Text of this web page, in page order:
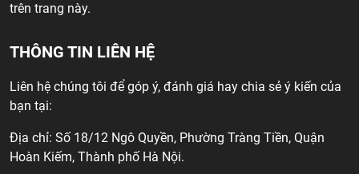
trên trang này.
THÔNG TIN LIÊN HỆ
Liên hệ chúng tôi để góp ý, đánh giá hay chia sẻ ý kiến của
bạn tại:
Địa chỉ: Số 18/12 Ngô Quyền, Phường Tràng Tiền, Quận
Hoàn Kiếm, Thành phố Hà Nội.